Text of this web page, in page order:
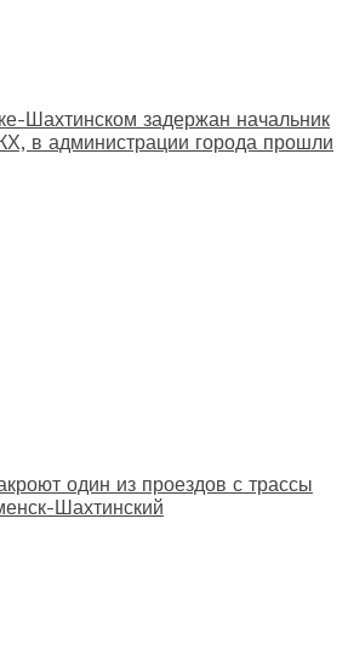
Шахтинском задержан начальник
в администрации города прошли
один из проездов с трассы
Шахтинский